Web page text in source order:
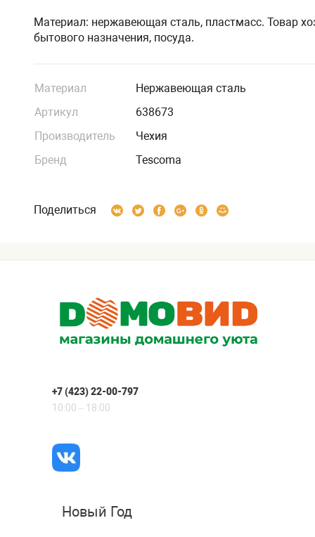
Материал: нержавеющая сталь, пластмасс. Товар
бытового назначения, посуда.
Материал
Нержавеющая сталь
Артикул
638673
Производитель
Чехия
Бренд
Tescoma
Поделиться
+7 (423) 22-00-797
10:00 – 18:00
Новый Год